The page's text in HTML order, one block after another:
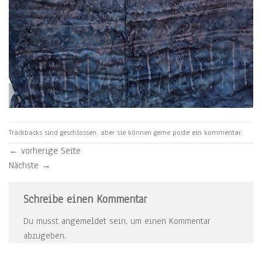
Trackbacks sind geschlossen, aber sie können gerne poste ein kommentar.
← vorherige Seite
Nächste →
Schreibe einen Kommentar
Du musst angemeldet sein, um einen Kommentar
abzugeben.